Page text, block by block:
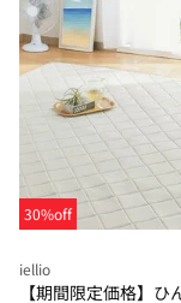
30%off
iellio
【期間限定価格】ひ